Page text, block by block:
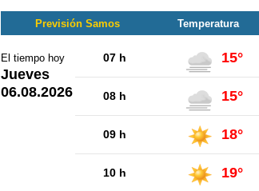
Previsión Samos Temperatura
El tiempo hoy
Jueves
06.08.2026
07 h 15°
08 h 15°
09 h 18°
10 h 19°